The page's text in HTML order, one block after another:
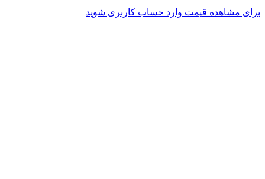
برای مشاهده قیمت وارد حساب کاربری شوید